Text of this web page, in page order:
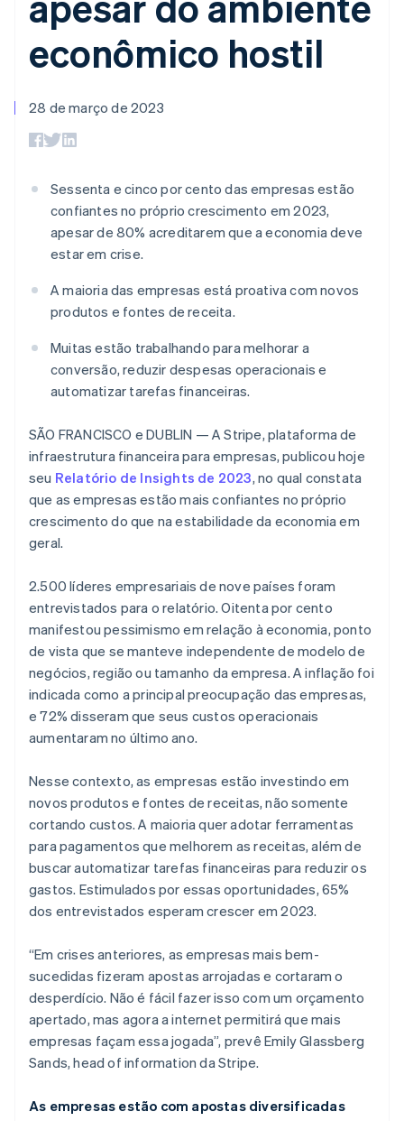
de 125
Authorization
Otimizações
de aceitação
Checkout
acelerado
Recognition
Automação
contábil
Stripe Sigma
Relatórios
Mais
Product roadmap
Veja o que está chegando
Prevenção de fraudes
Atlas
Climate
Remoção de carbono
Stripe Sessions 2026
Veja como a Stripe está construindo a infraestrutura
Assista agora
Marketplaces
Plataformas
SaaS
Economia de criadores
Jogos
Hospitalidade, viagens
e lazer
Mídia e entretenimento
Organizações sem fins
Serviços profissionais
Setor público
Varejo
Ecossistema
Parceiros
Stripe App Marketplace
Gerenciar assinaturas
uso
Emita cartões
Provisione e gerencie
Recursos
Integrações de
aplicativos
Blog de
desenvolvedores
Status da API
Plano de ação do
produto
Conferência anual das
Sala de imprensa
Contato
Fale com a equipe de
vendas
Seja um parceiro
econômico hostil
28 de março de 2023
Sessenta e cinco por cento das empresas estão
confiantes no próprio crescimento em 2023,
apesar de 80% acreditarem que a economia deve
estar em crise.
A maioria das empresas está proativa com novos
produtos e fontes de receita.
Muitas estão trabalhando para melhorar a
conversão, reduzir despesas operacionais e
automatizar tarefas financeiras.
SÃO FRANCISCO e DUBLIN — A Stripe, plataforma de
infraestrutura financeira para empresas, publicou hoje
seu Relatório de Insights de 2023, no qual constata
que as empresas estão mais confiantes no próprio
crescimento do que na estabilidade da economia em
geral.
2.500 líderes empresariais de nove países foram
entrevistados para o relatório. Oitenta por cento
manifestou pessimismo em relação à economia, ponto
de vista que se manteve independente de modelo de
negócios, região ou tamanho da empresa. A inflação foi
indicada como a principal preocupação das empresas,
e 72% disseram que seus custos operacionais
aumentaram no último ano.
Nesse contexto, as empresas estão investindo em
novos produtos e fontes de receitas, não somente
cortando custos. A maioria quer adotar ferramentas
para pagamentos que melhorem as receitas, além de
buscar automatizar tarefas financeiras para reduzir os
gastos. Estimulados por essas oportunidades, 65%
dos entrevistados esperam crescer em 2023.
“Em crises anteriores, as empresas mais bem-
sucedidas fizeram apostas arrojadas e cortaram o
desperdício. Não é fácil fazer isso com um orçamento
apertado, mas agora a internet permitirá que mais
empresas façam essa jogada”, prevê Emily Glassberg
Sands, head of information da Stripe.
As empresas estão com apostas diversificadas